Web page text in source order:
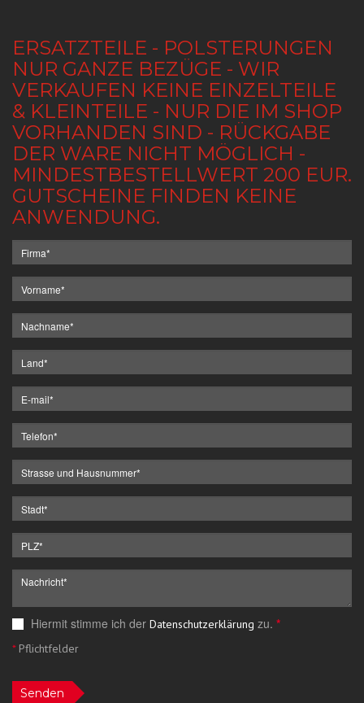
ERSATZTEILE - POLSTERUNGEN
NUR GANZE BEZÜGE - WIR
VERKAUFEN KEINE EINZELTEILE
& KLEINTEILE - NUR DIE IM SHOP
VORHANDEN SIND - RÜCKGABE
DER WARE NICHT MÖGLICH -
MINDESTBESTELLWERT 200 EUR.
GUTSCHEINE FINDEN KEINE
ANWENDUNG.
Hiermit stimme ich der Datenschutzerklärung zu. *
*Pflichtfelder
Senden